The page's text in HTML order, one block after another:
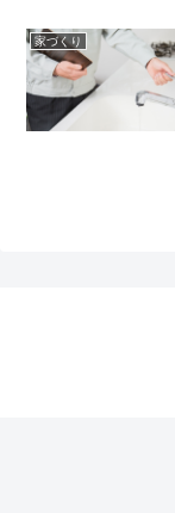
家づくり